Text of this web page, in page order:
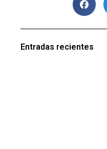
Entradas recientes